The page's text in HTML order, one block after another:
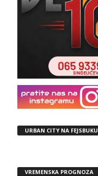
URBAN CITY NA FEJSBUKU
VREMENSKA PROGNOZA